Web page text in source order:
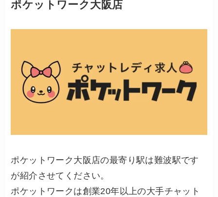
ポケットワーク大阪店
ポケットワーク大阪店の最寄り駅は難波駅です
が紹介させてください。
ポケットワークは創業20年以上の大手チャット